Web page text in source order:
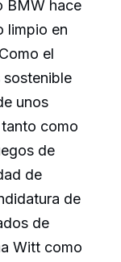
BMW hace
limpio en
el
unos
como
de
de
de
de
Witt como